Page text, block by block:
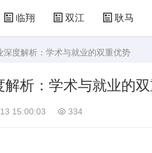
临翔 双江 耿马
深度解析：学术与就业的双重优势
析：学术与就业的
15:00:03 334